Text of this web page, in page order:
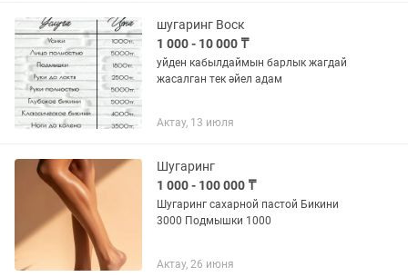
шугаринг Воск
1 000 - 10 000 ₸
уйден кабылдаймын барлык жагдай
жасалган тек әйел адам
Актау, 13 июля
Шугаринг
1 000 - 100 000 ₸
Шугаринг сахарной пастой Бикини
3000 Подмышки 1000
Актау, 26 июня